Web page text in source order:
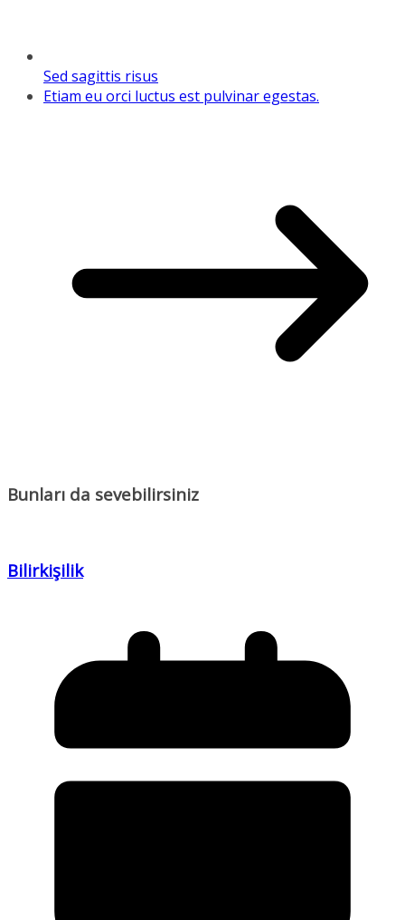
Sed sagittis risus
Etiam eu orci luctus est pulvinar egestas.
Bunları da sevebilirsiniz
Bilirkişilik